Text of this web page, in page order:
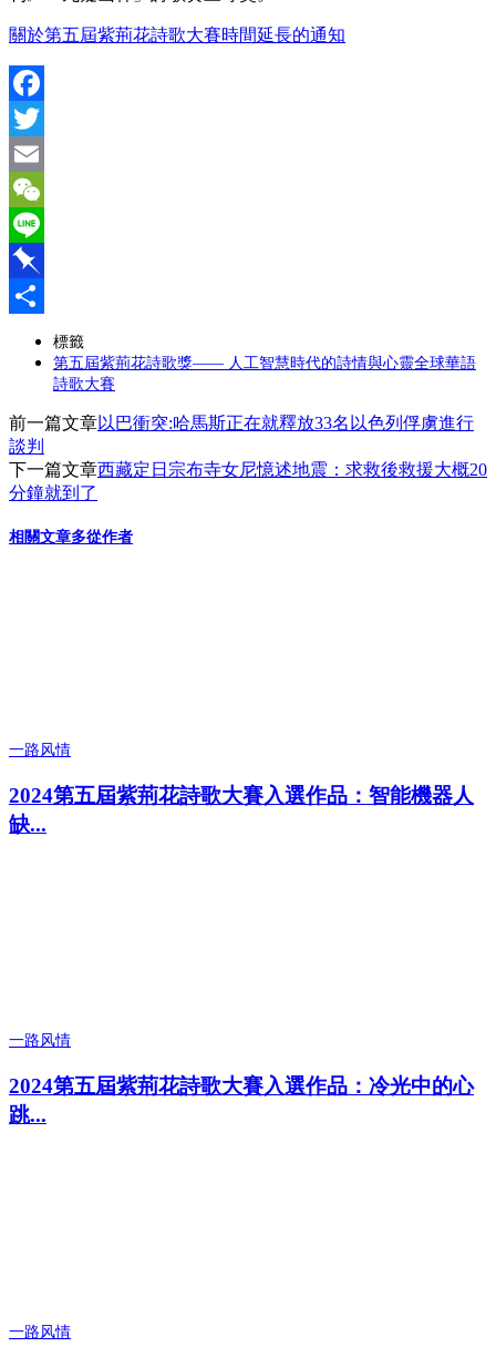
關於第五屆紫荊花詩歌大賽時間延長的通知
Facebook
Twitter
Email
WeChat
Line
Pinboard
標籤
第五屆紫荊花詩歌獎—— 人工智慧時代的詩情與心靈全球華語
詩歌大賽
前一篇文章以巴衝突:哈馬斯正在就釋放33名以色列俘虜進行
談判
下一篇文章西藏定日宗布寺女尼憶述地震：求救後救援大概20
分鐘就到了
相關文章多從作者
一路风情
2024第五屆紫荊花詩歌大賽入選作品：智能機器人
缺...
一路风情
2024第五屆紫荊花詩歌大賽入選作品：冷光中的心
跳...
一路风情